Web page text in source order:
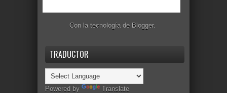
Con la tecnología de Blogger.
TRADUCTOR
Powered by Translate